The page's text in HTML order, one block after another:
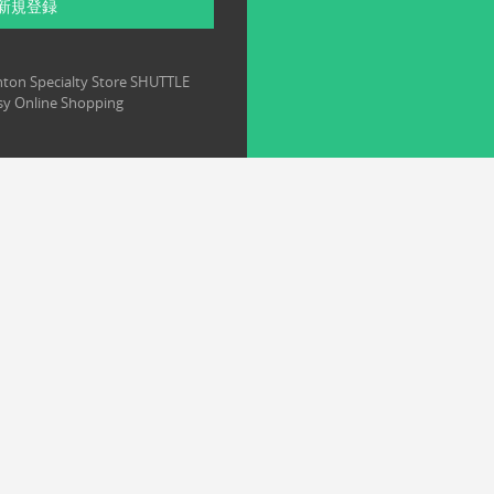
規登録
Specialty Store SHUTTLE
Online Shopping